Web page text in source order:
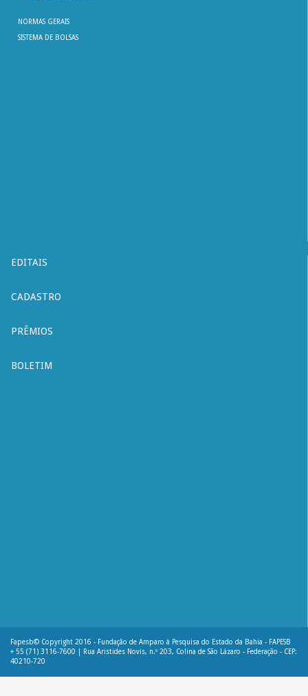
NORMAS GERAIS
SISTEMA DE BOLSAS
EDITAIS
CADASTRO
PRÊMIOS
BOLETIM
Fapesb© Copyright 2016 - Fundação de Amparo à Pesquisa do Estado da Bahia - FAPESB
+ 55 (71) 3116-7600 | Rua Aristides Novis, n.º 203, Colina de São Lázaro - Federação - CEP:
40210-720